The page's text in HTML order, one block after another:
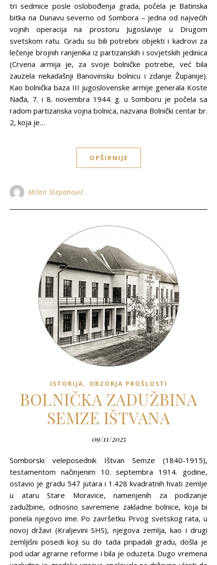
tri sedmice posle oslobođenja grada, počela je Batinska
bitka na Dunavu severno od Sombora – jedna od najvećih
vojnih operacija na prostoru Jugoslavije u Drugom
svetskom ratu. Gradu su bili potrebni objekti i kadrovi za
lečenje brojnih ranjenika iz partizanskih i sovjetskih jedinica
(Crvena armija je, za svoje bolničke potrebe, već bila
zauzela nekadašnji Banovinsku bolnicu i zdanje Županije).
Kao bolnička baza III jugoslovenske armije generala Koste
Nađa, 7. i 8. novembra 1944. g. u Somboru je počela sa
radom partizanska vojna bolnica, nazvana Bolnički centar br.
2, koja je…
OPŠIRNIJE
Milan Stepanović
ISTORIJA, OBZORJA PROŠLOSTI
BOLNIČKA ZADUŽBINA
SEMZE IŠTVANA
09/11/2025
Somborski veleposednik Ištvan Semze (1840-1915),
testamentom načinjenim 10. septembra 1914. godine,
ostavio je gradu 547 jutara i 1.428 kvadratnih hvati zemlje
u ataru Stare Moravice, namenjenih za podizanje
zadužbine, odnosno savremene zakladne bolnice, koja bi
ponela njegovo ime. Po završetku Prvog svetskog rata, u
novoj državi (Kraljevini SHS), njegova zemlja, kao i drugi
zemljišni posedi koji su do tada pripadali gradu, došla je
pod udar agrarne reforme i bila je oduzeta. Dugo vremena